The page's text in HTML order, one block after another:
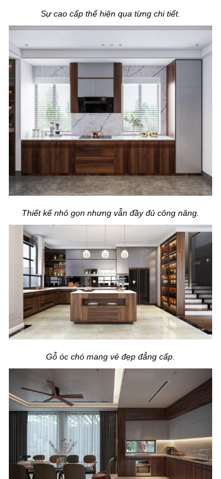
Sự cao cấp thể hiện qua từng chi tiết.
Thiết kế nhỏ gọn nhưng vẫn đầy đủ công năng.
Gỗ óc chó mang vẻ đẹp đẳng cấp.